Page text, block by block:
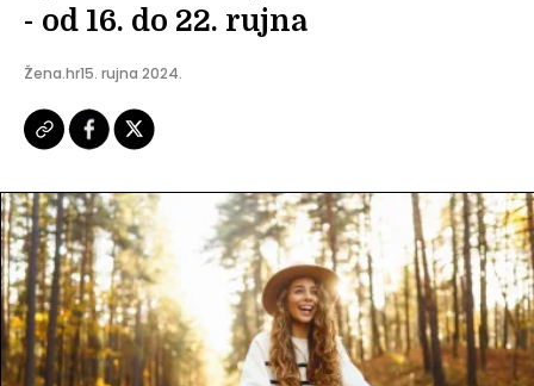
- od 16. do 22. rujna
Žena.hr15. rujna 2024.